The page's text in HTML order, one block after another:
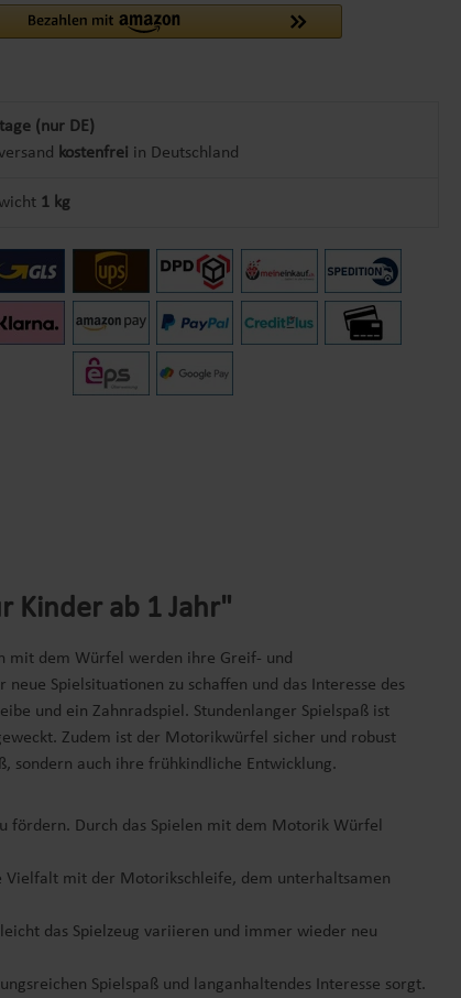
(nur DE)
kostenfrei in Deutschland
1 kg
ab 1 Jahr"
mit dem Würfel werden ihre Greif- und
Spielsituationen zu schaffen und das Interesse des
und ein Zahnradspiel. Stundenlanger Spielspaß ist
Zudem ist der Motorikwürfel sicher und robust
sondern auch ihre frühkindliche Entwicklung.
fördern. Durch das Spielen mit dem Motorik Würfel
mit der Motorikschleife, dem unterhaltsamen
das Spielzeug variieren und immer wieder neu
Spielspaß und langanhaltendes Interesse sorgt.